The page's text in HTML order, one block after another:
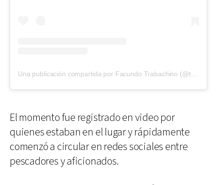
Una publicación compartida por Facundo Trabachino (@trabachinopesca)
El momento fue registrado en video por
quienes estaban en el lugar y rápidamente
comenzó a circular en redes sociales entre
pescadores y aficionados.